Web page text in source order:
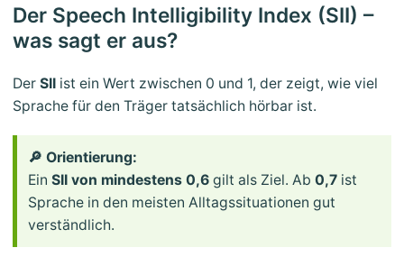
Der Speech Intelligibility Index (SII) –
was sagt er aus?
Der SII ist ein Wert zwischen 0 und 1, der zeigt, wie viel
Sprache für den Träger tatsächlich hörbar ist.
🔎 Orientierung:
Ein SII von mindestens 0,6 gilt als Ziel. Ab 0,7 ist
Sprache in den meisten Alltagssituationen gut
verständlich.